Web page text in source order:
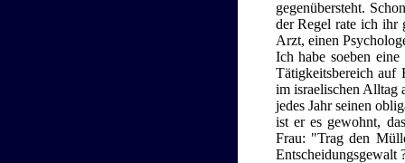
gegenübersteht.
der Regel rate ich ihr
Arzt, einen
Ich habe soeben
Tätigkeitsbereich auf
im israelischen Alltag
jedes Jahr seinen
ist er es gewohnt,
Frau: "Trag den
Entscheidungsgewalt